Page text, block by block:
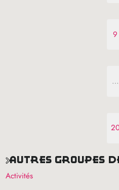
9
…
autres groupes
Activités